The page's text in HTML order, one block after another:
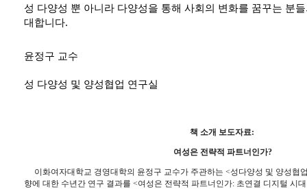
성 다양성 뿐 아니라 다양성을 통해 사회의 변화를 꿈꾸는 분
대합니다.
윤정구 교수
성 다양성 및 양성협업 연구실
책 소개 보도자료:
여성은 전략적 파트너인가?
이화여자대학교 경영대학의 윤정구 교수가 주관하는 <성다양성 및 양성협
향에 대한 수년간 연구 결과를 <여성은 전략적 파트너인가: 초연결 디지털 시